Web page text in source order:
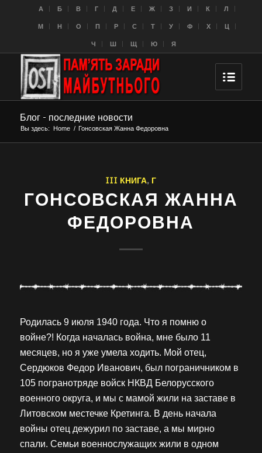
A Б В Г Д Е Ж З И К Л
M Н О П Р С Т У Ф Х Ц
Ч Ш Щ Ю Я
Блог - последние новости
Вы здесь: Home / Гонсовская Жанна Федоровна
III КНИГА, Г
ГОНСОВСКАЯ ЖАННА
ФЕДОРОВНА
Родилась 9 июля 1940 года. Что я помню о
войне?! Когда началась война, мне было 11
месяцев, но я уже умела ходить. Мой отец,
Cердюков Федор Иванович, был пограничником в
105 погранотряде войск НКВД Белорусского
военного округа, и мы с мамой жили на заставе в
Литовском местечке Кретинга. В день начала
войны отец дежурил по заставе, а мы мирно
спали. Семьи военнослужащих жили в одном